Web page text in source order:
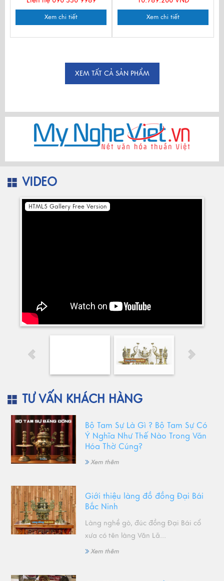
Xem chi tiết Xem chi tiết
XEM TẤT CẢ SẢN PHẨM
VIDEO
HTML5 Gallery Free Version
TƯ VẤN KHÁCH HÀNG
Bộ Tam Sự Là Gì ? Bộ Tam Sự Có
Ý Nghĩa Như Thế Nào Trong Văn
Hóa Thờ Cúng?
Xem thêm
Giới thiệu làng đồ đồng Đại Bái
Bắc Ninh
Làng nghề gò, đúc đồng Đại Bái cổ
xưa có tên làng Văn Lã...
Xem thêm